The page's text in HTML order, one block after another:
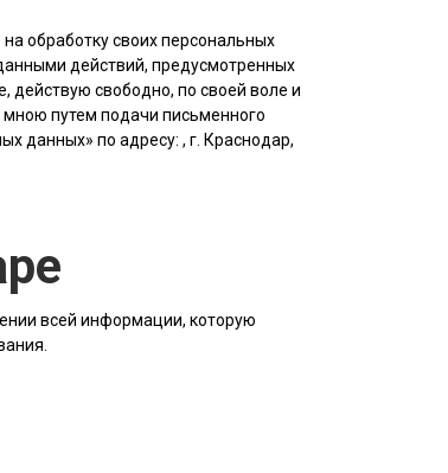
обработку своих персональных
действий, предусмотренных
действую свободно, по своей воле и
мною путем подачи письменного
данных» по адресу: , г. Краснодар,
всей информации, которую